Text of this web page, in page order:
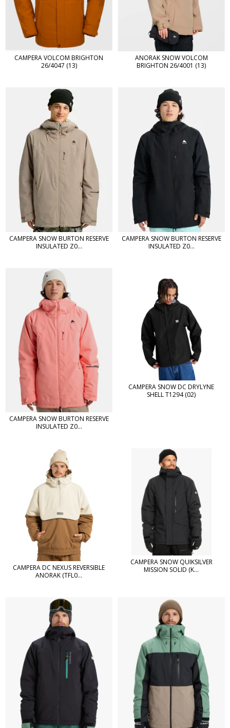
CAMPERA VOLCOM BRIGHTON
26/4047 (13)
ANORAK SNOW VOLCOM
BRIGHTON 26/4001 (13)
CAMPERA SNOW BURTON RESERVE
INSULATED Z0...
CAMPERA SNOW BURTON RESERVE
INSULATED Z0...
CAMPERA SNOW BURTON RESERVE
INSULATED Z0...
CAMPERA SNOW DC DRYLYNE
SHELL T1294 (02)
CAMPERA DC NEXUS REVERSIBLE
ANORAK (TFL0...
CAMPERA SNOW QUIKSILVER
MISSION SOLID (K...